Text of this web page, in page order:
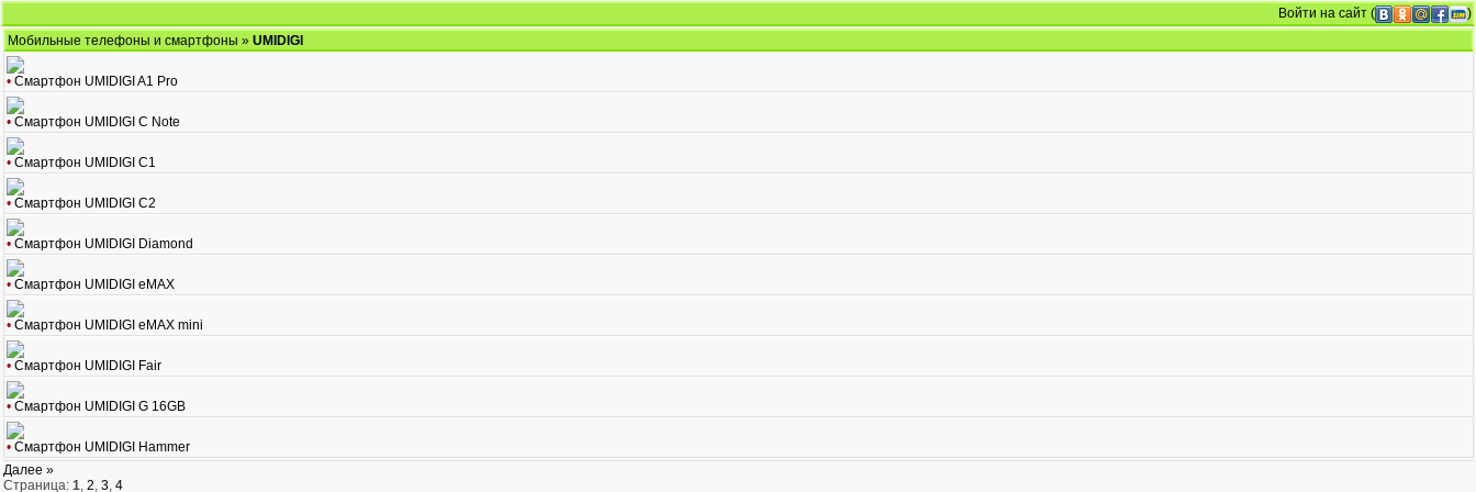
Войти на сайт (
)
Мобильные телефоны и смартфоны » UMIDIGI
• Смартфон UMIDIGI A1 Pro
• Смартфон UMIDIGI C Note
• Смартфон UMIDIGI C1
• Смартфон UMIDIGI C2
• Смартфон UMIDIGI Diamond
• Смартфон UMIDIGI eMAX
• Смартфон UMIDIGI eMAX mini
• Смартфон UMIDIGI Fair
• Смартфон UMIDIGI G 16GB
• Смартфон UMIDIGI Hammer
Далее »
Страница: 1, 2, 3, 4